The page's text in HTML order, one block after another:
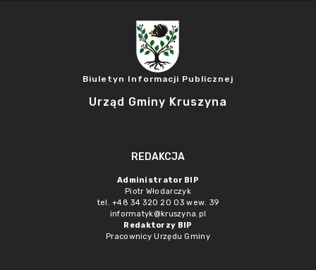
Biuletyn Informacji Publicznej
Urząd Gminy Kruszyna
REDAKCJA
Administrator BIP
Piotr Włodarczyk
tel. +48 34 320 20 03 wew. 39
informatyk@kruszyna.pl
Redaktorzy BIP
Pracownicy Urzędu Gminy